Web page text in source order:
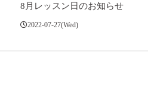
8月レッスン日のお知らせ
2022-07-27(Wed)